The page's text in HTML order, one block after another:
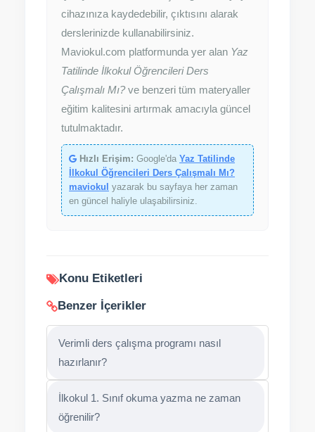
cihazınıza kaydedebilir, çıktısını alarak
derslerinizde kullanabilirsiniz.
Maviokul.com platformunda yer alan Yaz
Tatilinde İlkokul Öğrencileri Ders
Çalışmalı Mı?ve benzeri tüm materyaller
eğitim kalitesini artırmak amacıyla güncel
tutulmaktadır.
Hızlı Erişim: Google'da Yaz Tatilinde
İlkokul Öğrencileri Ders Çalışmalı Mı?
maviokul yazarak bu sayfaya her zaman
en güncel haliyle ulaşabilirsiniz.
Konu Etiketleri
Benzer İçerikler
Verimli ders çalışma programı nasıl
hazırlanır?
İlkokul 1. Sınıf okuma yazma ne zaman
öğrenilir?